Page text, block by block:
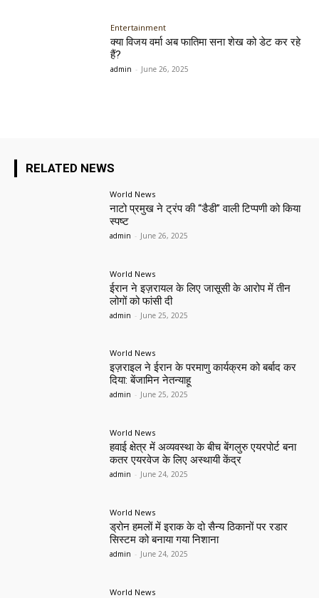
Entertainment
क्या विजय वर्मा अब फातिमा सना शेख को डेट कर रहे
हैं?
admin - June 26, 2025
RELATED NEWS
World News
नाटो प्रमुख ने ट्रंप की “डैडी” वाली टिप्पणी को किया
स्पष्ट
admin - June 26, 2025
World News
ईरान ने इज़रायल के लिए जासूसी के आरोप में तीन
लोगों को फांसी दी
admin - June 25, 2025
World News
इज़राइल ने ईरान के परमाणु कार्यक्रम को बर्बाद कर
दिया: बेंजामिन नेतन्याहू
admin - June 25, 2025
World News
हवाई क्षेत्र में अव्यवस्था के बीच बेंगलुरु एयरपोर्ट बना
कतर एयरवेज के लिए अस्थायी केंद्र
admin - June 24, 2025
World News
ड्रोन हमलों में इराक के दो सैन्य ठिकानों पर रडार
सिस्टम को बनाया गया निशाना
admin - June 24, 2025
World News